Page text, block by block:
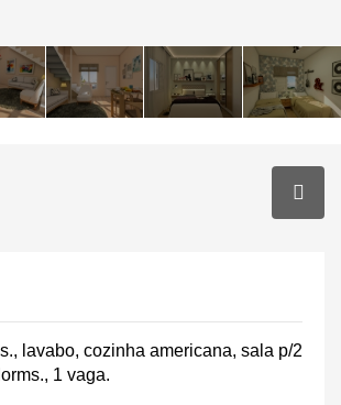
lavabo, cozinha americana, sala p/2
1 vaga.